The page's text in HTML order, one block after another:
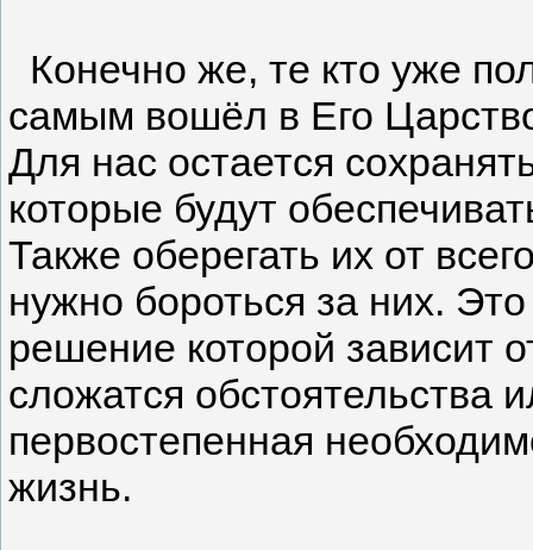
Конечно же, те кто уже
самым вошёл в Его
Для нас остается
которые будут
Также оберегать их от
нужно бороться за них.
решение которой зависит
сложатся обстоятельства
первостепенная
жизнь.